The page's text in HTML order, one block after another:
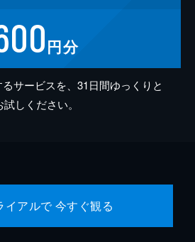
円分
サービスを、31日間ゆっくりと
試しください。
イアルで 今すぐ観る